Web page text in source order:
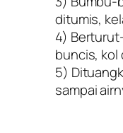
ditumis,
4)
buncis, kol
5)
sampai